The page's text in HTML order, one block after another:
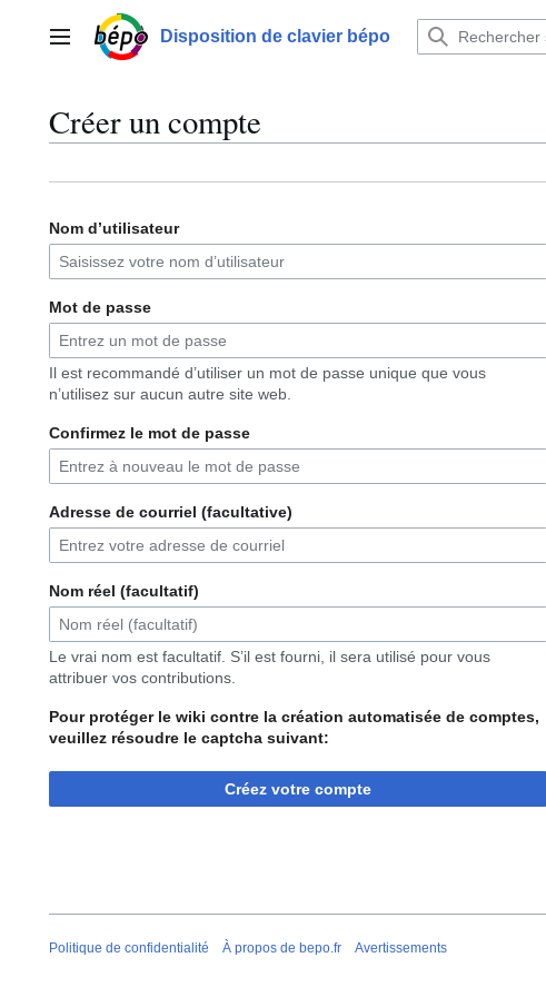
contenuMenu principalDisposition de clavier bépo
Créer un compte
Nom d’utilisateur
Mot de passe
Il est recommandé d’utiliser un mot de passe unique que vous
n’utilisez sur aucun autre site web.
Confirmez le mot de passe
Adresse de courriel (facultative)
Nom réel (facultatif)
Le vrai nom est facultatif. S’il est fourni, il sera utilisé pour vous
attribuer vos contributions.
Pour protéger le wiki contre la création automatisée de comptes,
veuillez résoudre le captcha suivant:
Créez votre compte
Politique de confidentialité À propos de bepo.fr Avertissements